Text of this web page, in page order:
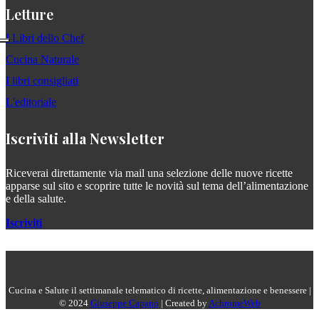
Letture
I Libri dello Chef
Cucina Naturale
I libri consigliati
L'editoriale
Iscriviti alla Newsletter
Riceverai direttamente via mail una selezione delle nuove ricette
apparse sul sito e scoprire tutte le novità sul tema dell’alimentazione
e della salute.
Iscriviti
Cucina e Salute il settimanale telematico di ricette, alimentazione e benessere |
© 2024 Giuseppe Capano | Created by AchromeWeb